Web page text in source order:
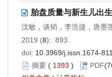
胎盘质量与新生儿出
沈敏，谈韬，李浩捷，唐墨
2019 (8): 893.
doi: 10.3969/j.issn.1674-
摘要 ( 1393 ) PDF